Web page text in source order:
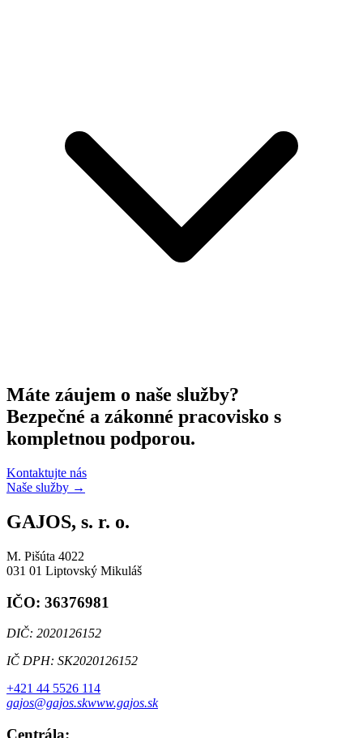
Máte záujem o naše služby?
Bezpečné a zákonné pracovisko s
kompletnou podporou.
Kontaktujte nás
Naše služby →
GAJOS, s. r. o.
M. Pišúta 4022
031 01 Liptovský Mikuláš
IČO: 36376981
DIČ: 2020126152
IČ DPH: SK2020126152
+421 44 5526 114
gajos@gajos.skwww.gajos.sk
Centrála: